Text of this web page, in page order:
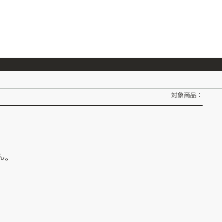
7/23 『ONE PIECE magazine 021 ONE PIECEカード付き同梱版』発売延期のご案内 対象商品：